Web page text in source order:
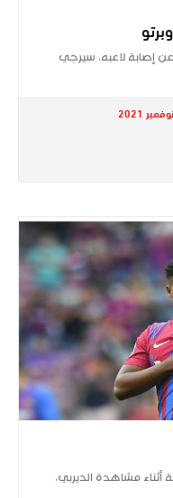
إصابة لاعبه، سيرجي
مشاهدة الديربي،